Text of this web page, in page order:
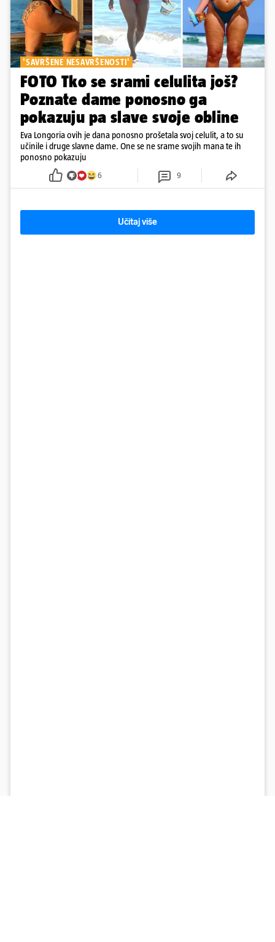
'SAVRŠENE NESAVRŠENOSTI'
FOTO Tko se srami celulita još?
Poznate dame ponosno ga
pokazuju pa slave svoje obline
Eva Longoria ovih je dana ponosno prošetala svoj celulit, a to su
učinile i druge slavne dame. One se ne srame svojih mana te ih
ponosno pokazuju
6 9
Učitaj više